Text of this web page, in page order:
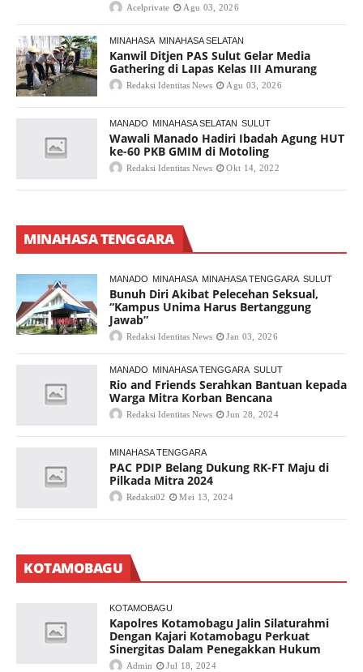
Acelprivate Agu 03, 2026
MINAHASA MINAHASA SELATAN
Kanwil Ditjen PAS Sulut Gelar Media
Gathering di Lapas Kelas III Amurang
Redaksi Identitas News Agu 03, 2026
MANADO MINAHASA SELATAN SULUT
Wawali Manado Hadiri Ibadah Agung HUT
ke-60 PKB GMIM di Motoling
Redaksi Identitas News Okt 14, 2022
MINAHASA TENGGARA
MANADO MINAHASA MINAHASA TENGGARA SULUT
Bunuh Diri Akibat Pelecehan Seksual,
“Kampus Unima Harus Bertanggung
Jawab”
Redaksi Identitas News Jan 03, 2026
MANADO MINAHASA TENGGARA SULUT
Rio and Friends Serahkan Bantuan kepada
Warga Mitra Korban Bencana
Redaksi Identitas News Jun 28, 2024
MINAHASA TENGGARA
PAC PDIP Belang Dukung RK-FT Maju di
Pilkada Mitra 2024
Redaksi02 Mei 13, 2024
KOTAMOBAGU
KOTAMOBAGU
Kapolres Kotamobagu Jalin Silaturahmi
Dengan Kajari Kotamobagu Perkuat
Sinergitas Dalam Penegakkan Hukum
Admin Jul 18, 2024